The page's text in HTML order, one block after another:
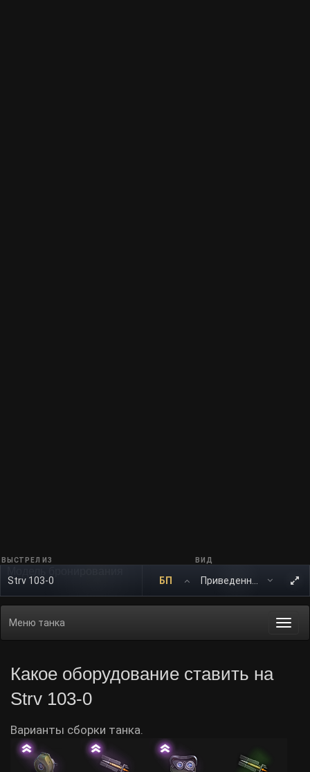
ВЫСТРЕЛ ИЗ
Strv 103-0 БП
ВИД
Меню танка
Какое оборудование ставить на
Strv 103-0
Варианты сборки танка.